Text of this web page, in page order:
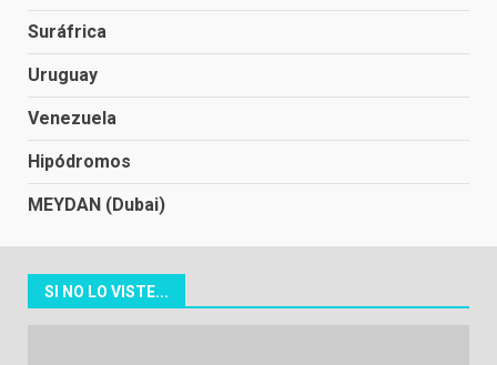
Suráfrica
Uruguay
Venezuela
Hipódromos
MEYDAN (Dubai)
SI NO LO VISTE...